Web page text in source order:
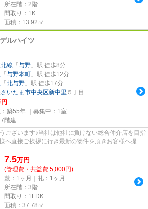
所在階：2階
間取り：1K
面積：13.92㎡
ルハイツ
線 「 与野 」駅 徒歩8分
「 与野本町 」駅 徒歩12分
「 北与野 」駅 徒歩17分
さいたま市中央区新中里 ５丁目
築55年 ｜募集中： 1室
階建
ございます♪当社は他社に負けない総合仲介店を目指
へ直接ご挨拶に行き最新の物件を頂きお客様へ提供
...
7.5万円
(管理費・共益費 5,000円)
敷：1ヶ月｜礼：1ヶ月
所在階：3階
間取り：1LDK
面積：37.78㎡